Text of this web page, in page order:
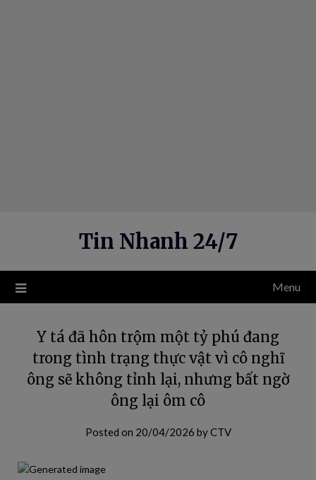
Tin Nhanh 24/7
Menu
Y tá đã hôn trộm một tỷ phú đang
trong tình trạng thực vật vì cô nghĩ
ông sẽ không tỉnh lại, nhưng bất ngờ
ông lại ôm cô
Posted on 20/04/2026 byCTV